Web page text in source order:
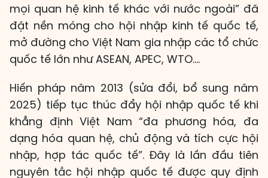
mọi quan hệ kinh tế khác với nước ngoài” đã
đặt nền móng cho hội nhập kinh tế quốc tế,
mở đường cho Việt Nam gia nhập các tổ chức
quốc tế lớn như ASEAN, APEC, WTO....
Hiến pháp năm 2013 (sửa đổi, bổ sung năm
2025) tiếp tục thúc đẩy hội nhập quốc tế khi
khẳng định Việt Nam “đa phương hóa, đa
dạng hóa quan hệ, chủ động và tích cực hội
nhập, hợp tác quốc tế”. Đây là lần đầu tiên
nguyên tắc hội nhập quốc tế được quy định